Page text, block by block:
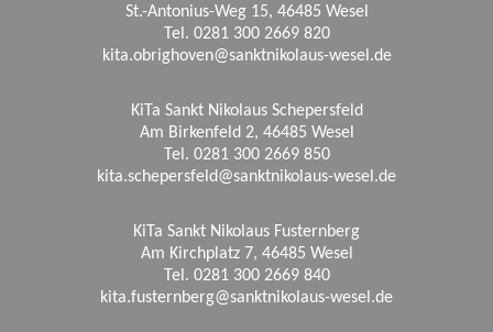
St.-Antonius-Weg 15, 46485 Wesel
Tel. 0281 300 2669 820
kita.obrighoven@sanktnikolaus-wesel.de
KiTa Sankt Nikolaus Schepersfeld
Am Birkenfeld 2, 46485 Wesel
Tel. 0281 300 2669 850
kita.schepersfeld@sanktnikolaus-wesel.de
KiTa Sankt Nikolaus Fusternberg
Am Kirchplatz 7, 46485 Wesel
Tel. 0281 300 2669 840
kita.fusternberg@sanktnikolaus-wesel.de